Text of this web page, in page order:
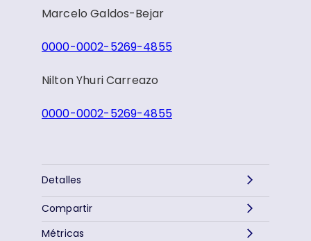
Marcelo Galdos-Bejar
0000-0002-5269-4855
Nilton Yhuri Carreazo
0000-0002-5269-4855
Detalles
Métricas
Compartir